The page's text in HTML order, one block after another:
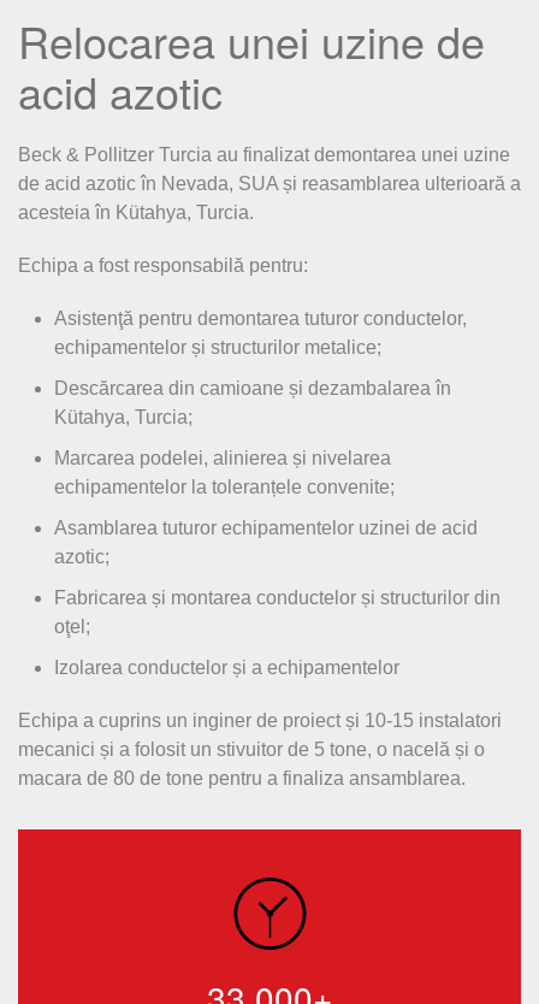
Relocarea unei uzine de
acid azotic
Beck & Pollitzer Turcia au finalizat demontarea unei uzine
de acid azotic în Nevada, SUA și reasamblarea ulterioară a
acesteia în Kütahya, Turcia.
Echipa a fost responsabilă pentru:
Asistenţă pentru demontarea tuturor conductelor,
echipamentelor și structurilor metalice;
Descărcarea din camioane și dezambalarea în
Kütahya, Turcia;
Marcarea podelei, alinierea și nivelarea
echipamentelor la toleranțele convenite;
Asamblarea tuturor echipamentelor uzinei de acid
azotic;
Fabricarea și montarea conductelor și structurilor din
oţel;
Izolarea conductelor și a echipamentelor
Echipa a cuprins un inginer de proiect și 10-15 instalatori
mecanici și a folosit un stivuitor de 5 tone, o nacelă și o
macara de 80 de tone pentru a finaliza ansamblarea.